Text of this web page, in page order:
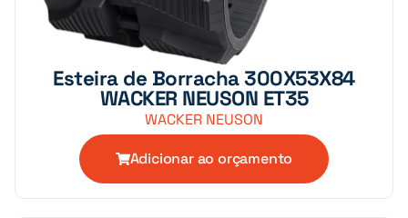
Esteira de Borracha 300X53X84
WACKER NEUSON ET35
WACKER NEUSON
Adicionar ao orçamento